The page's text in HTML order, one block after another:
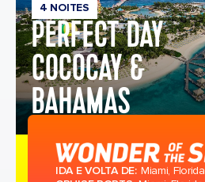
4 NOITES
PERFECT DAY
COCOCAY &
BAHAMAS
IDA E VOLTA DE: Miami, Florida